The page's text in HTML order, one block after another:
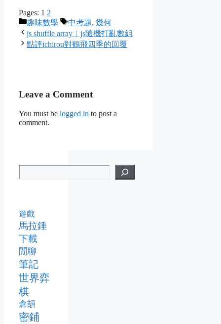
Pages: 1 2
Categories
趣味數學 Tags
中考題, 幾何
js shuffle array︱js隨機打亂數組
點評ichirou對鶴飛四季的回覆
Leave a Comment
You must be logged in to post a
comment.
遊戲
馬拉錘
下載
閒聊
筆記
世界弈
棋
倉頡
密鋪